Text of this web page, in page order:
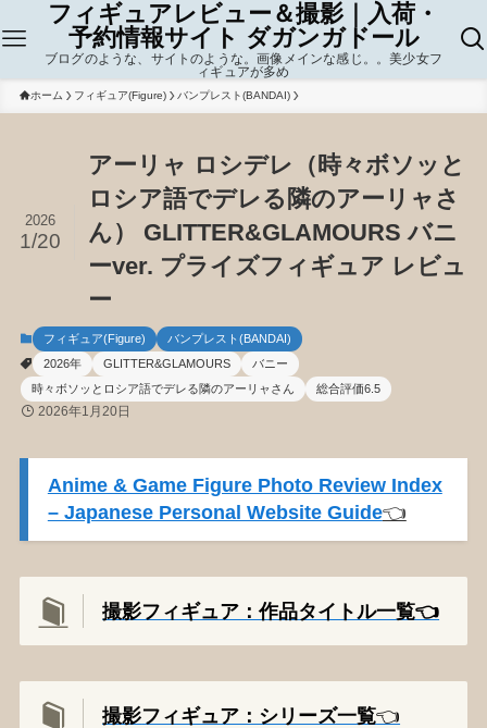
フィギュアレビュー＆撮影｜入荷・
予約情報サイト ダガンガドール
ブログのような、サイトのような。画像メインな感じ。。美少女フ
ィギュアが多め
ホーム フィギュア(Figure) バンプレスト(BANDAI)
アーリャ ロシデレ（時々ボソッと
ロシア語でデレる隣のアーリャさ
ん） GLITTER&GLAMOURS バニ
ーver. プライズフィギュア レビュ
ー
2026
1/20
フィギュア(Figure)
バンプレスト(BANDAI)
2026年
GLITTER&GLAMOURS
バニー
時々ボソッとロシア語でデレる隣のアーリャさん
総合評価6.5
2026年1月20日
Anime & Game Figure Photo Review Index
– Japanese Personal Website Guide👈️
撮影フィギュア：作品タイトル一覧👈️
撮影フィギュア：シリーズ一覧👈️